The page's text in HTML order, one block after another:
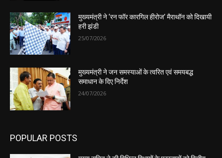
मुख्यमंत्री ने ‘रन फॉर कारगिल हीरोज’ मैराथॉन को दिखायी
हरी झंडी
25/07/2026
मुख्यमंत्री ने जन समस्याओं के त्वरित एवं समयबद्ध
समाधान के दिए निर्देश
24/07/2026
POPULAR POSTS